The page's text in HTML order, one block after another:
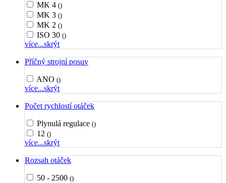
MK 4 ()
MK 3 ()
MK 2 ()
ISO 30 ()
více...skrýt
Příčný strojní posuv
ANO ()
více...skrýt
Počet rychlostí otáček
Plynulá regulace ()
12 ()
více...skrýt
Rozsah otáček
50 - 2500 ()